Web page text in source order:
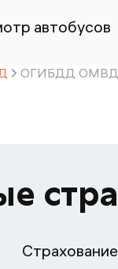
автобусов
ОГИБДД ОМВД